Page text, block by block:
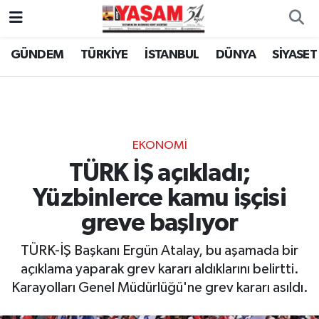
GÜNDEM TÜRKİYE İSTANBUL DÜNYA SİYASET
EKONOMİ
TÜRK İŞ açıkladı;
Yüzbinlerce kamu işçisi
greve başlıyor
TÜRK-İŞ Başkanı Ergün Atalay, bu aşamada bir
açıklama yaparak grev kararı aldıklarını belirtti.
Karayolları Genel Müdürlüğü'ne grev kararı asıldı.